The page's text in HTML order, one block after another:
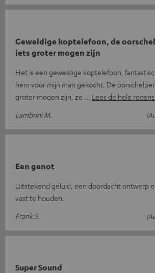
Geweldige koptelefoon, de
iets groter mogen zijn
Het is een geweldige koptelefoon,
hem voor mijn man gekocht. De
groter mogen zijn, ze
Lees de hele
Lambrini M.
Een genot
Uitstekend geluid, een doordacht ontwerp
vast te houden.
Frank S.
Super Sound